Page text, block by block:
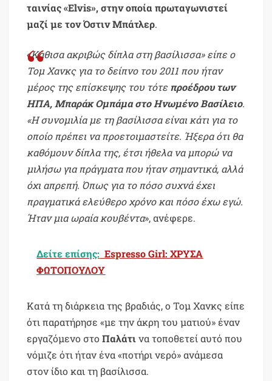
ταινίας «Elvis», στην οποία πρωταγωνιστεί
μαζί με τον Όστιν Μπάτλερ.
«Κάθισα ακριβώς δίπλα στη βασίλισσα» είπε ο
Τομ Χανκς για το δείπνο του 2011 που ήταν
μέρος της επίσκεψης του τότε προέδρου των
ΗΠΑ, Μπαράκ Ομπάμα στο Ηνωμένο Βασίλειο.
«Η συνομιλία με τη βασίλισσα είναι κάτι για το
οποίο πρέπει να προετοιμαστείτε. Ήξερα ότι θα
καθόμουν δίπλα της, έτσι ήθελα να μπορώ να
μιλήσω για πράγματα που ήταν σημαντικά, αλλά
όχι απρεπή. Όπως για το πόσο συχνά έχει
πραγματικά ελεύθερο χρόνο και πόσο έχω εγώ.
Ήταν μια ωραία κουβέντα», ανέφερε.
Δείτε επίσης: Espresso Girl: ΧΡΥΣΑ
ΦΩΤΟΠΟΥΛΟΥ
Κατά τη διάρκεια της βραδιάς, ο Τομ Χανκς είπε
ότι παρατήρησε «με την άκρη του ματιού» έναν
εργαζόμενο στοΠαλάτινα τοποθετεί αυτό που
νόμιζε ότι ήταν ένα «ποτήρι νερό» ανάμεσα
στον ίδιο και τη βασίλισσα.